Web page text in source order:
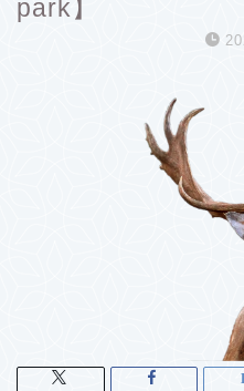
park】